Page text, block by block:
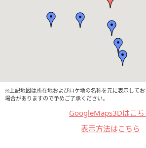
※上記地図は所在地およびロケ地の名称を元に表示して
場合がありますので予めご了承ください。
GoogleMaps3Dはこち
表示方法はこちら